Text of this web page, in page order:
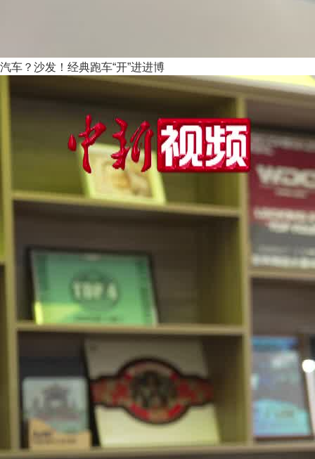
汽车？沙发！经典跑车“开”进进博